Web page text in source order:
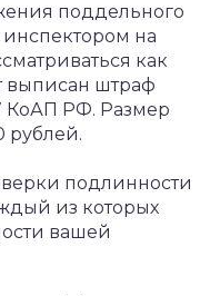
поддельного
на
как
выписан штраф
КоАП РФ. Размер
рублей.
подлинности
из которых
вашей